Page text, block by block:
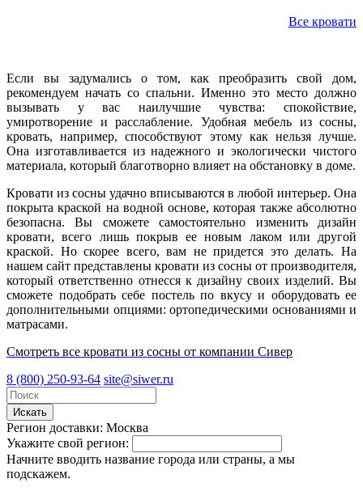
Все кровати
Если вы задумались о том, как преобразить свой дом,
рекомендуем начать со спальни. Именно это место должно
вызывать у вас наилучшие чувства: спокойствие,
умиротворение и расслабление. Удобная мебель из сосны,
кровать, например, способствуют этому как нельзя лучше.
Она изготавливается из надежного и экологически чистого
материала, который благотворно влияет на обстановку в доме.
Кровати из сосны удачно вписываются в любой интерьер. Она
покрыта краской на водной основе, которая также абсолютно
безопасна. Вы сможете самостоятельно изменить дизайн
кровати, всего лишь покрыв ее новым лаком или другой
краской. Но скорее всего, вам не придется это делать. На
нашем сайт представлены кровати из сосны от производителя,
который ответственно отнесся к дизайну своих изделий. Вы
сможете подобрать себе постель по вкусу и оборудовать ее
дополнительными опциями: ортопедическими основаниями и
матрасами.
Смотреть все кровати из сосны от компании Сивер
8 (800) 250-93-64 site@siwer.ru
Искать
Регион доставки: Москва
Укажите свой регион:
Начните вводить название города или страны, а мы
подскажем.